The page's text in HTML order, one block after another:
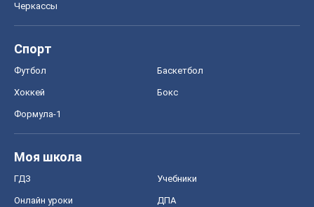
Черкассы
Спорт
Футбол Баскетбол
Хоккей Бокс
Формула-1
Моя школа
ГДЗ Учебники
Онлайн уроки ДПА